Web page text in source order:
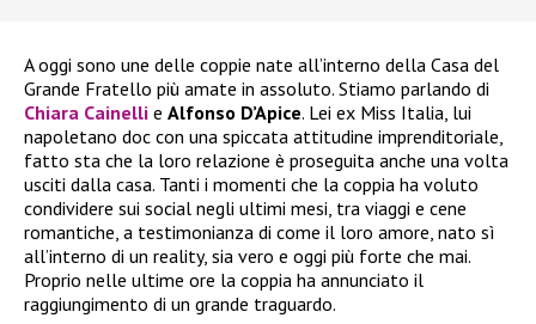
A oggi sono une delle coppie nate all’interno della Casa del
Grande Fratello più amate in assoluto. Stiamo parlando di
Chiara Cainelli e Alfonso D’Apice. Lei ex Miss Italia, lui
napoletano doc con una spiccata attitudine imprenditoriale,
fatto sta che la loro relazione è proseguita anche una volta
usciti dalla casa. Tanti i momenti che la coppia ha voluto
condividere sui social negli ultimi mesi, tra viaggi e cene
romantiche, a testimonianza di come il loro amore, nato sì
all’interno di un reality, sia vero e oggi più forte che mai.
Proprio nelle ultime ore la coppia ha annunciato il
raggiungimento di un grande traguardo.